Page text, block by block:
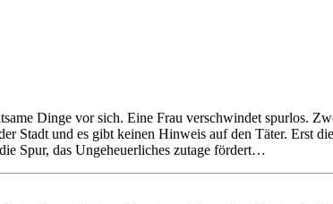
Dinge vor sich. Eine Frau verschwindet spurlos.
Stadt und es gibt keinen Hinweis auf den Täter. Erst
Spur, das Ungeheuerliches zutage fördert…